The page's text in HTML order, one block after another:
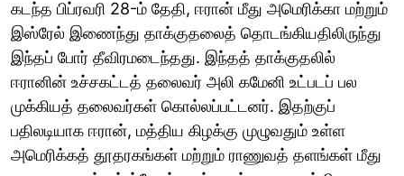
கடந்த பிப்ரவரி 28-ம் தேதி, ஈரான் மீது அமெரிக்கா மற்றும்
இஸ்ரேல் இணைந்து தாக்குதலைத் தொடங்கியதிலிருந்து
இந்தப் போர் தீவிரமடைந்தது. இந்தத் தாக்குதலில்
ஈரானின் உச்சகட்டத் தலைவர் அலி கமேனி உட்படப் பல
முக்கியத் தலைவர்கள் கொல்லப்பட்டனர். இதற்குப்
பதிலடியாக ஈரான், மத்திய கிழக்கு முழுவதும் உள்ள
அமெரிக்கத் தூதரகங்கள் மற்றும் ராணுவத் தளங்கள் மீது